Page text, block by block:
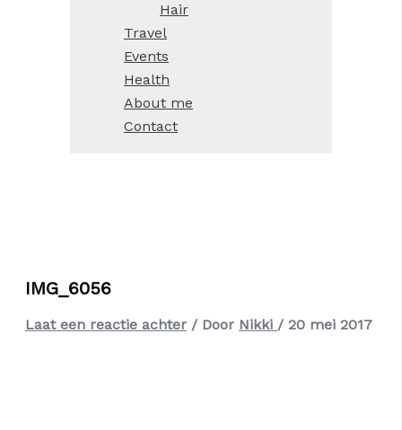
Hair
Travel
Events
Health
About me
Contact
IMG_6056
Laat een reactie achter / Door Nikki / 20 mei 2017